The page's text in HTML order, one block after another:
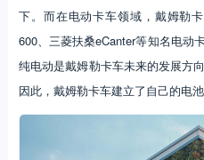
下。而在电动卡车领域，戴姆勒
600、三菱扶桑eCanter等知名电动
纯电动是戴姆勒卡车未来的发展方
因此，戴姆勒卡车建立了自己的电